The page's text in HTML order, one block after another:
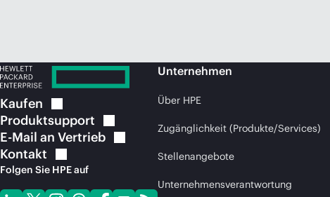
Kaufen
Produktsupport
E-Mail an Vertrieb
Kontakt
Folgen Sie HPE auf
Unternehmen
Über HPE
Zugänglichkeit (Produkte/Services)
Stellenangebote
Unternehmensverantwortung